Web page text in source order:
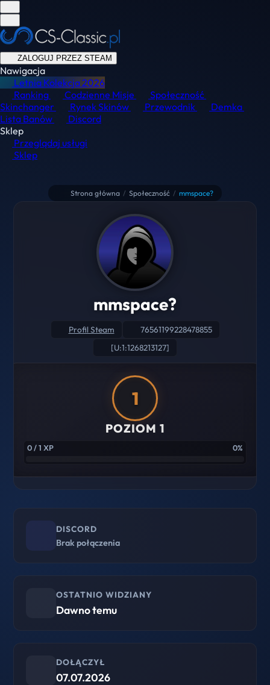
ZALOGUJ PRZEZ STEAM
Nawigacja
Letnia Kolekcja2026
Ranking
Codzienne Misje
Społeczność
Skinchanger
Rynek Skinów Przewodnik
Demka
Lista Banów
Discord
Sklep
Przeglądaj usługi
Sklep
Strona główna / Społeczność / mmspace?
mmspace?
Profil Steam
76561199228478855
[U:1:1268213127]
1
POZIOM 1
0 / 1 XP 0%
DISCORD
Brak połączenia
OSTATNIO WIDZIANY
Dawno temu
DOŁĄCZYŁ
07.07.2026